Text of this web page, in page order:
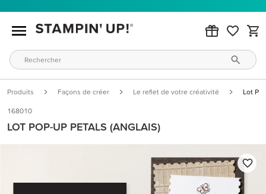
Produits Façons de créer Le reflet de votre créativité Lot
168010
LOT POP-UP PETALS (ANGLAIS)